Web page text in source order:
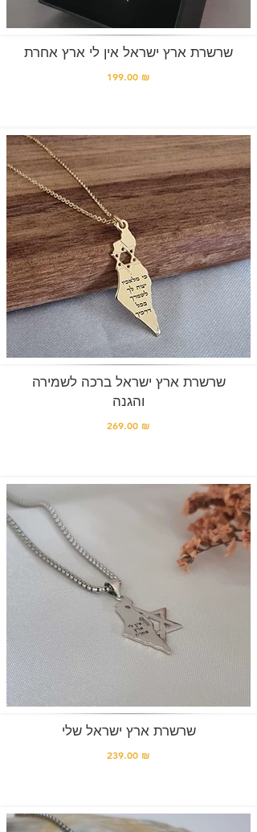
שרשרת ארץ ישראל אין לי ארץ אחרת
199.00 ₪
שרשרת ארץ ישראל ברכה לשמירה
והגנה
269.00 ₪
שרשרת ארץ ישראל שלי
239.00 ₪